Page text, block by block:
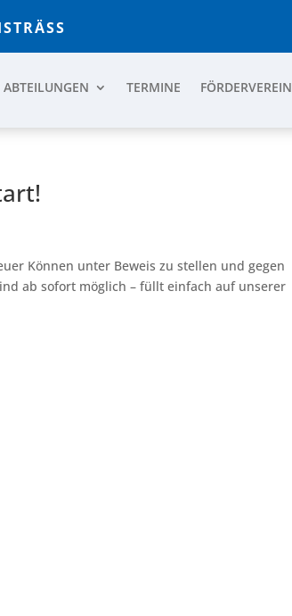
ABTEILUNGEN TERMINE
FÖRDERVEREIN
Können unter Beweis zu stellen und gegen
ab sofort möglich – füllt einfach auf unserer